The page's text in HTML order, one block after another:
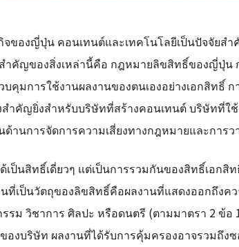
ของญี่ปุ่น คอนเทนต์และเทคโนโลยีเป็นปัจจัย
สำคัญของสิ่งเหล่านี้คือ กฎหมายลิขสิทธิ์ของญี่ปุ่
บคุมการใช้งานผลงานของตนเองอย่างเอกสิทธิ์
สำคัญยิ่งสำหรับบริษัทที่สร้างคอนเทนต์ บริษัทที่
านการจัดการความเสี่ยงทางกฎหมายและการ
ป็นสิทธิ์เดี่ยวๆ แต่เป็นการรวมกันของสิทธิ์เอกสิ
นที่เป็นวัตถุของลิขสิทธิ์คือผลงานที่แสดงออกถึง
รม วิชาการ ศิลปะ หรือดนตรี (ตามมาตรา 2 ข้
องบริษัท ผลงานที่ได้รับการคุ้มครองอาจรวมถึ